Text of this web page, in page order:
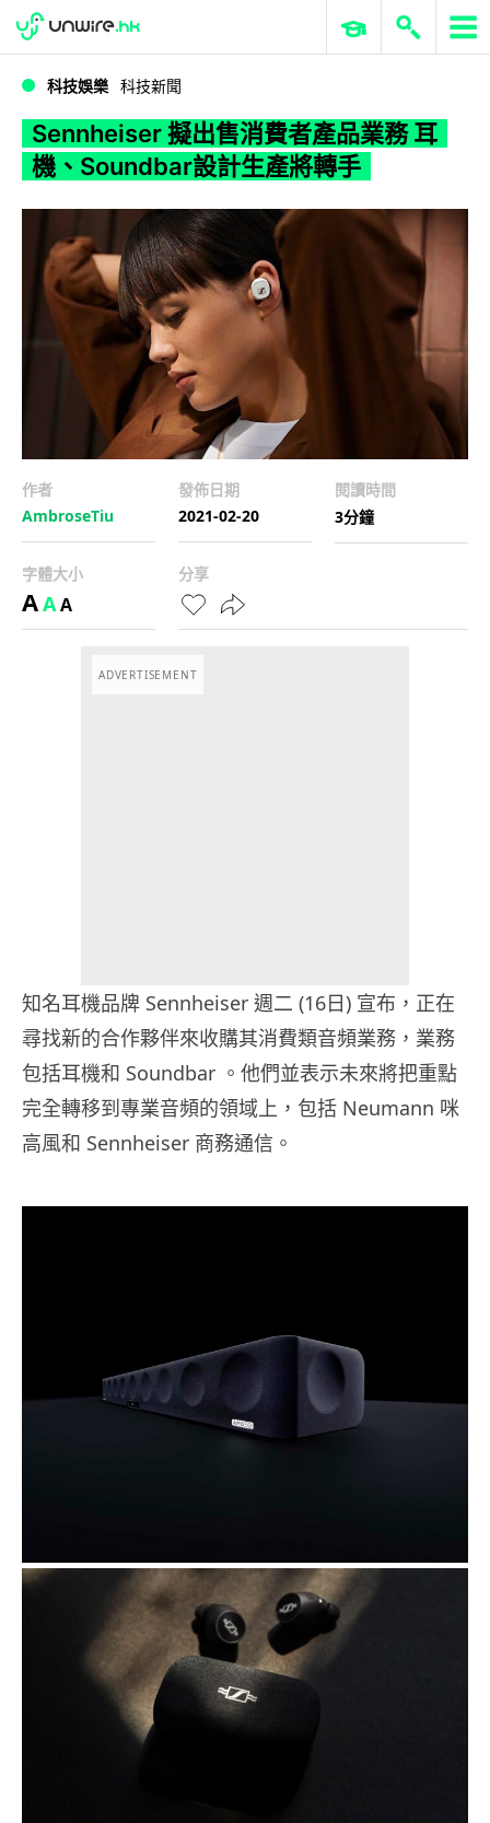
WWDC 2026 ERP 與商業 AI
科技娛樂 科技新聞
Sennheiser 擬出售消費者產品業務 耳
機、Soundbar設計生產將轉手
作者
AmbroseTiu
發佈日期
2021-02-20
閱讀時間
3分鐘
字體大小
AAA
分享
ADVERTISEMENT
知名耳機品牌 Sennheiser 週二 (16日) 宣布，正在
尋找新的合作夥伴來收購其消費類音頻業務，業務
包括耳機和 Soundbar 。他們並表示未來將把重點
完全轉移到專業音頻的領域上，包括 Neumann 咪
高風和 Sennheiser 商務通信。